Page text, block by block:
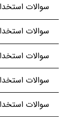
سوالات
سوالات
سوالات
سوالات
سوالات